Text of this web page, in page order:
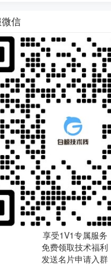
信
享受1V1专属服务
免费领取技术福利
发送名片申请入群